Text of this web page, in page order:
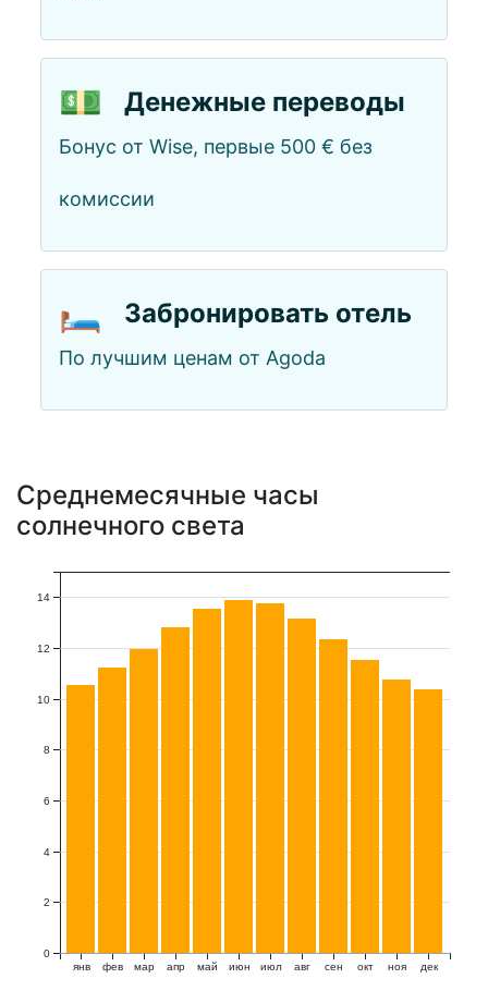
💵 Денежные переводы
Бонус от Wise, первые 500 € без
комиссии
🛏️ Забронировать отель
По лучшим ценам от Agoda
Среднемесячные часы
солнечного света
янв фев мар апр май июн июл авг сен окт ноя дек
0
2
4
6
8
10
12
14